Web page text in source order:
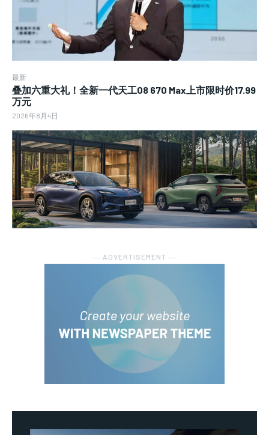
最新
叠加六重大礼！全新一代天工08 670 Max上市限时价17.99
万元
2026年8月4日
― ADVERTISEMENT ―